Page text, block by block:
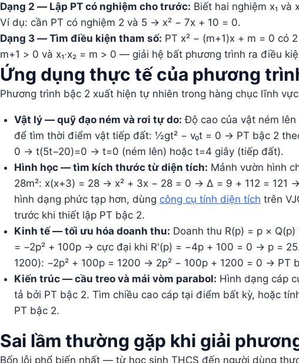
Dạng 2 — Lập PT có nghiệm cho trước: Biết hai nghiệm x₁ và
Ví dụ: cần PT có nghiệm 2 và 5 → x² − 7x + 10 = 0.
Dạng 3 — Tìm điều kiện tham số: PT x² − (m+1)x + m = 0 có
m+1 > 0 và x₁·x₂ = m > 0 — giải hệ bất phương trình ra điều
Ứng dụng thực tế của phương
Phương trình bậc 2 xuất hiện tự nhiên trong hàng chục lĩnh
Vật lý — quỹ đạo ném và rơi tự do: Độ cao của vật ném
để tìm thời điểm vật tiếp đất: ½gt² − v₀t = 0 → PT bậc 2
0 → t(5t−20)=0 → t=0 (ném lên) hoặc t=4 giây (tiếp đất).
Hình học — tìm kích thước từ diện tích: Mảnh vườn hình
28m²: x(x+3) = 28 → x² + 3x − 28 = 0 → Δ = 9 + 112 = 121
hình dạng phức tạp hơn, dùng công cụ tính diện tích trên
trước khi thiết lập PT bậc 2.
Kinh tế — tối ưu hóa doanh thu: Doanh thu R(p) = p ×
= −2p² + 100p → cực đại khi R'(p) = −4p + 100 = 0 → p =
1200): −2p² + 100p = 1200 → 2p² − 100p + 1200 = 0 → PT
Kiến trúc — cầu treo và mái vòm parabol: Hình dạng cáp
tả bởi PT bậc 2. Tìm chiều cao cáp tại điểm bất kỳ, hoặc
PT bậc 2.
Sai lầm thường gặp khi giải
Bốn lỗi phổ biến nhất — từ học sinh THCS đến người dùng